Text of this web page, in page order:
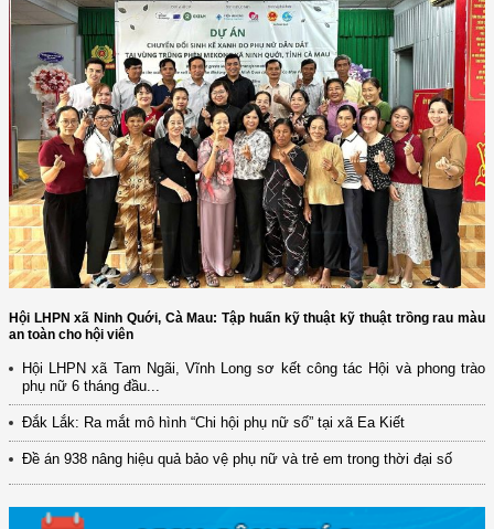
Hội LHPN xã Ninh Quới, Cà Mau: Tập huấn kỹ thuật kỹ thuật trồng rau màu
an toàn cho hội viên
Hội LHPN xã Tam Ngãi, Vĩnh Long sơ kết công tác Hội và phong trào
phụ nữ 6 tháng đầu...
Đắk Lắk: Ra mắt mô hình “Chi hội phụ nữ số” tại xã Ea Kiết
Đề án 938 nâng hiệu quả bảo vệ phụ nữ và trẻ em trong thời đại số